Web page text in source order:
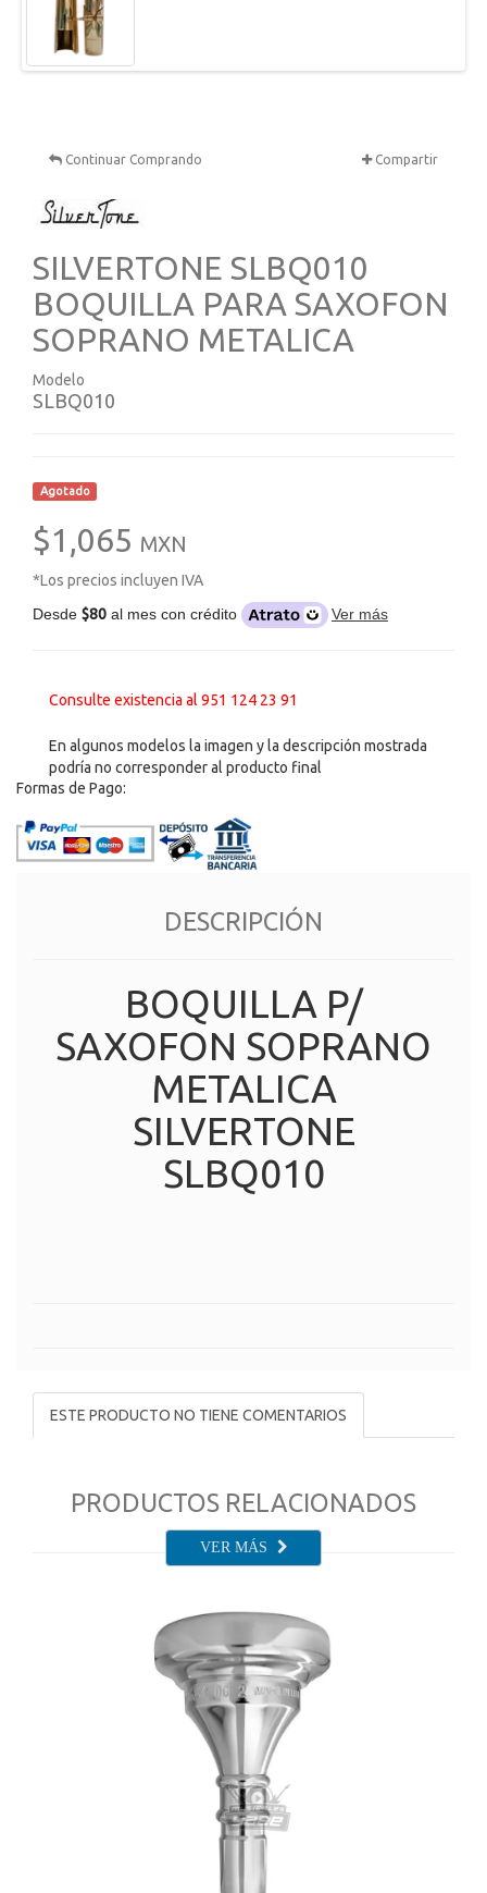
Continuar Comprando Compartir
SILVERTONE SLBQ010
BOQUILLA PARA SAXOFON
SOPRANO METALICA
Modelo
SLBQ010
Agotado
$1,065 MXN
*Los precios incluyen IVA
Desde $80 al mes con crédito Ver más
Consulte existencia al 951 124 23 91
En algunos modelos la imagen y la descripción mostrada
podría no corresponder al producto final
Formas de Pago:
DESCRIPCIÓN
BOQUILLA P/
SAXOFON SOPRANO
METALICA
SILVERTONE
SLBQ010
ESTE PRODUCTO NO TIENE COMENTARIOS
PRODUCTOS RELACIONADOS
VER MÁS